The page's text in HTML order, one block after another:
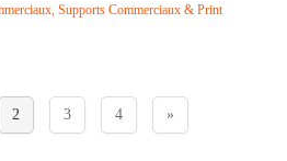
Supports Commerciaux & Print
2 3 4 »